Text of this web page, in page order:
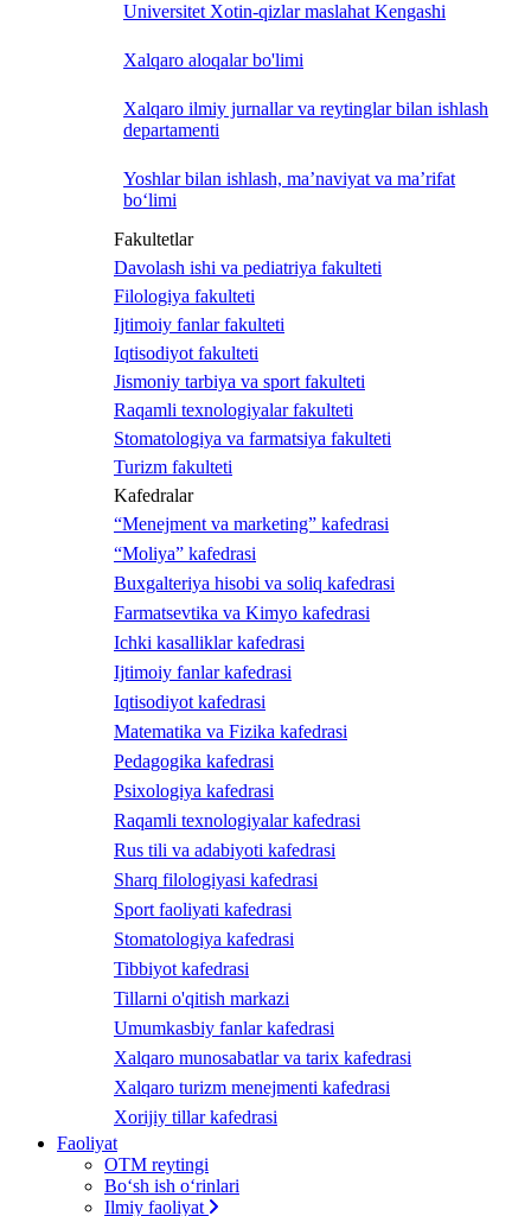
Universitet Xotin-qizlar maslahat Kengashi
Xalqaro aloqalar bo'limi
Xalqaro ilmiy jurnallar va reytinglar bilan ishlash
departamenti
Yoshlar bilan ishlash, ma’naviyat va ma’rifat
bo‘limi
Fakultetlar
Davolash ishi va pediatriya fakulteti
Filologiya fakulteti
Ijtimoiy fanlar fakulteti
Iqtisodiyot fakulteti
Jismoniy tarbiya va sport fakulteti
Raqamli texnologiyalar fakulteti
Stomatologiya va farmatsiya fakulteti
Turizm fakulteti
Kafedralar
“Menejment va marketing” kafedrasi
“Moliya” kafedrasi
Buxgalteriya hisobi va soliq kafedrasi
Farmatsevtika va Kimyo kafedrasi
Ichki kasalliklar kafedrasi
Ijtimoiy fanlar kafedrasi
Iqtisodiyot kafedrasi
Matematika va Fizika kafedrasi
Pedagogika kafedrasi
Psixologiya kafedrasi
Raqamli texnologiyalar kafedrasi
Rus tili va adabiyoti kafedrasi
Sharq filologiyasi kafedrasi
Sport faoliyati kafedrasi
Stomatologiya kafedrasi
Tibbiyot kafedrasi
Tillarni o'qitish markazi
Umumkasbiy fanlar kafedrasi
Xalqaro munosabatlar va tarix kafedrasi
Xalqaro turizm menejmenti kafedrasi
Xorijiy tillar kafedrasi
Faoliyat
OTM reytingi
Bo‘sh ish o‘rinlari
Ilmiy faoliyat